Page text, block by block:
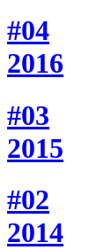
#04
2016
#03
2015
#02
2014